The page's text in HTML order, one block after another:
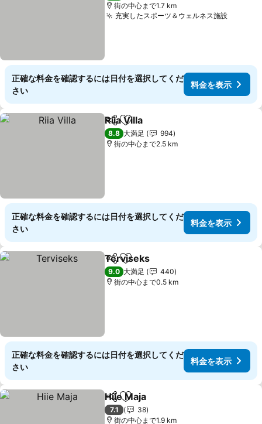
街の中心まで1.7 km
充実したスポーツ＆ウェルネス施設料金を
正確な料金を確認するには日付を選択してくだ
さい
料金を表示
シェアお気に入りに追加
Riia Villa
8.8 大満足
994
街の中心まで2.5 km
正確な料金を確認するには日付を選択してくだ
さい
料金を表示
シェアお気に入りに追加
Terviseks
9.0 大満足
440
街の中心まで0.5 km
正確な料金を確認するには日付を選択してくだ
さい
料金を表示
シェアお気に入りに追加
Hiie Maja
7.1
38
街の中心まで1.9 km